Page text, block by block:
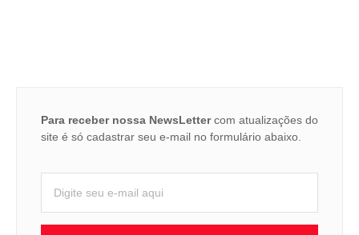
Para receber nossa NewsLettercom atualizações do
site é só cadastrar seu e-mail no formulário abaixo.